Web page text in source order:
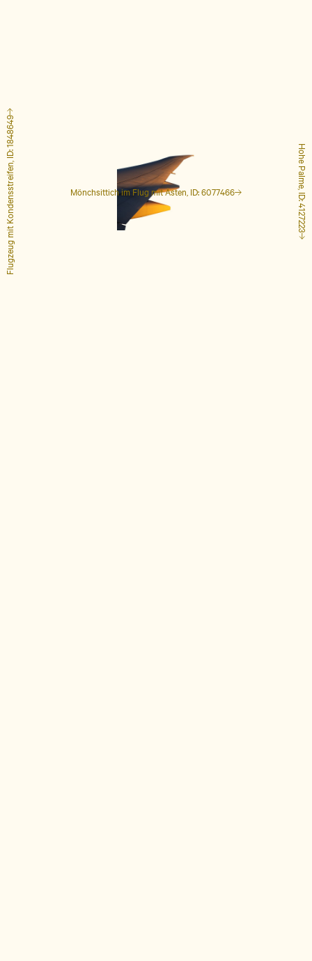
Mönchsittich im Flug mit Ästen, ID: 6077466 Hohe Palme, ID: 4127223
Flugzeug mit Kondensstreifen, ID: 1848649